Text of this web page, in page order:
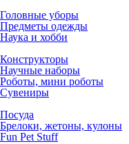
Головные уборы
Предметы одежды
Наука и хобби
Конструкторы
Научные наборы
Роботы, мини роботы
Сувениры
Посуда
Брелоки, жетоны, кулоны
Fun Pet Stuff